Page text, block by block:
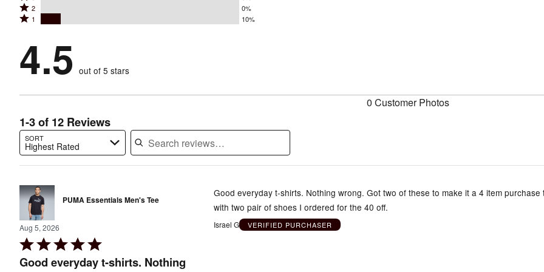
by
reviewers
stars
by
of
reviewers
3
stars
0%
of
reviewers
Rated
2
by
0%
2 0%
Rated
stars
by
10%
reviewers
1 10%
4.5 out of 5 stars
0 Customer Photos
1-3 of 12 Reviews
SORT
Highest Rated
Search reviews…
PUMA Essentials Men's Tee
Aug 5, 2026
Rated
5
Good everyday t-shirts. Nothing
Good everyday t-shirts. Nothing wrong. Got two of these to make it a 4 item purchase
with two pair of shoes I ordered for the 40 off.
Israel G VERIFIED PURCHASER